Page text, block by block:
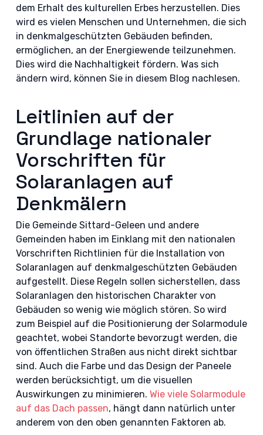
dem Erhalt des kulturellen Erbes herzustellen. Dies
wird es vielen Menschen und Unternehmen, die sich
in denkmalgeschützten Gebäuden befinden,
ermöglichen, an der Energiewende teilzunehmen.
Dies wird die Nachhaltigkeit fördern. Was sich
ändern wird, können Sie in diesem Blog nachlesen.
Leitlinien auf der
Grundlage nationaler
Vorschriften für
Solaranlagen auf
Denkmälern
Die Gemeinde Sittard-Geleen und andere
Gemeinden haben im Einklang mit den nationalen
Vorschriften Richtlinien für die Installation von
Solaranlagen auf denkmalgeschützten Gebäuden
aufgestellt. Diese Regeln sollen sicherstellen, dass
Solaranlagen den historischen Charakter von
Gebäuden so wenig wie möglich stören. So wird
zum Beispiel auf die Positionierung der Solarmodule
geachtet, wobei Standorte bevorzugt werden, die
von öffentlichen Straßen aus nicht direkt sichtbar
sind. Auch die Farbe und das Design der Paneele
werden berücksichtigt, um die visuellen
Auswirkungen zu minimieren. Wie viele Solarmodule
auf das Dach passen, hängt dann natürlich unter
anderem von den oben genannten Faktoren ab.